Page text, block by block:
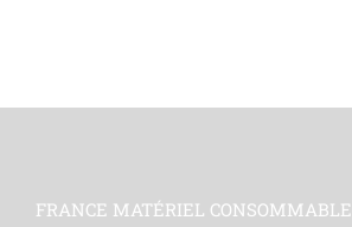
FRANCE MATÉRIEL CONSOMMABLE